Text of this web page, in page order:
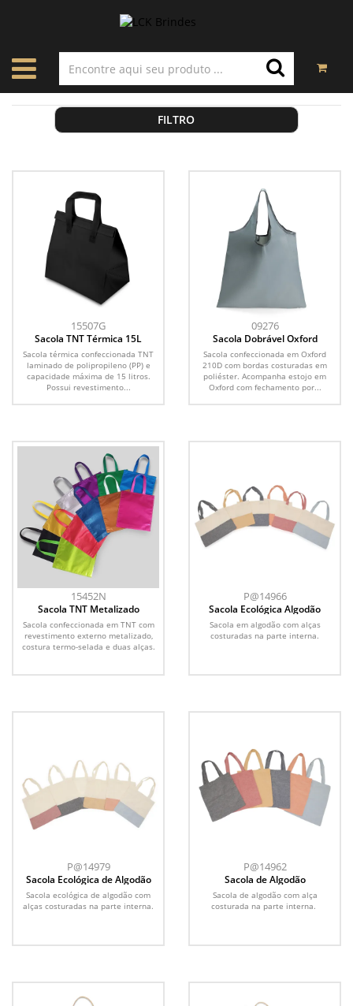
FILTRO
15507G
Sacola TNT Térmica 15L
Sacola térmica confeccionada TNT
laminado de polipropileno (PP) e
capacidade máxima de 15 litros.
Possui revestimento...
09276
Sacola Dobrável Oxford
Sacola confeccionada em Oxford
210D com bordas costuradas em
poliéster. Acompanha estojo em
Oxford com fechamento por...
15452N
Sacola TNT Metalizado
Sacola confeccionada em TNT com
revestimento externo metalizado,
costura termo-selada e duas alças.
P@14966
Sacola Ecológica Algodão
Sacola em algodão com alças
costuradas na parte interna.
P@14979
Sacola Ecológica de Algodão
Sacola ecológica de algodão com
alças costuradas na parte interna.
P@14962
Sacola de Algodão
Sacola de algodão com alça
costurada na parte interna.